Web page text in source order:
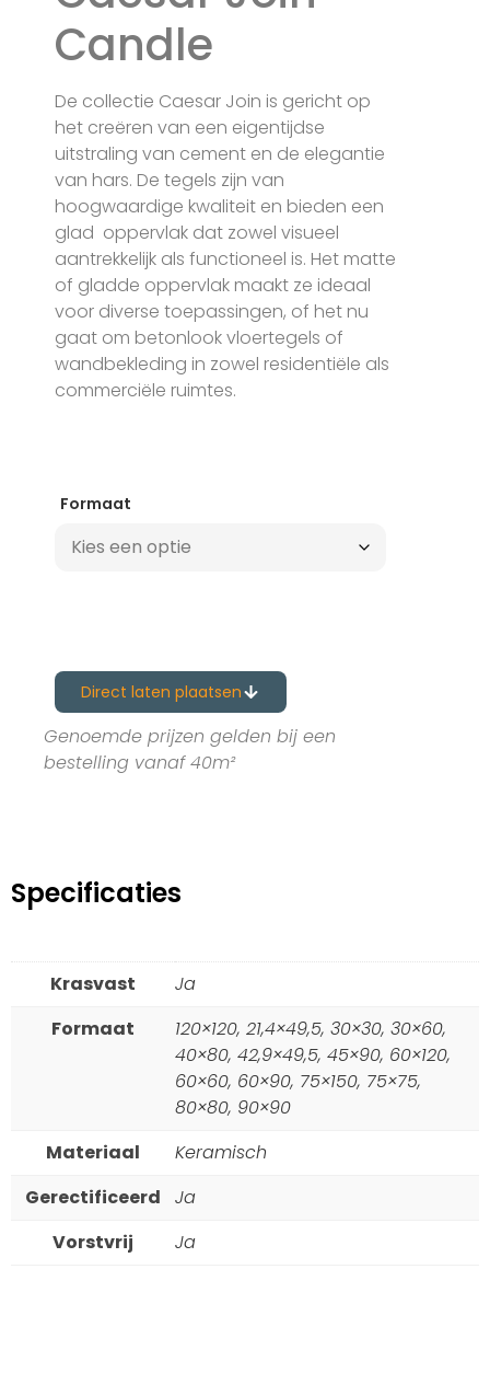
Candle
De collectie Caesar Join is gericht op
het creëren van een eigentijdse
uitstraling van cement en de elegantie
van hars. De tegels zijn van
hoogwaardige kwaliteit en bieden een
glad oppervlak dat zowel visueel
aantrekkelijk als functioneel is. Het matte
of gladde oppervlak maakt ze ideaal
voor diverse toepassingen, of het nu
gaat om betonlook vloertegels of
wandbekleding in zowel residentiële als
commerciële ruimtes.
Formaat
Direct laten plaatsen
Genoemde prijzen gelden bij een
bestelling vanaf 40m²
Specificaties
Krasvast
Ja
Formaat
120×120, 21,4×49,5, 30×30, 30×60,
40×80, 42,9×49,5, 45×90, 60×120,
60×60, 60×90, 75×150, 75×75,
80×80, 90×90
Materiaal
Keramisch
Gerectificeerd
Ja
Vorstvrij
Ja